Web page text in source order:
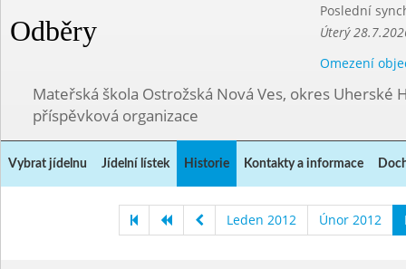
Odběry
Poslední
Úterý
Omezení
Mateřská škola Ostrožská Nová Ves, okres Uherské
příspěvková organizace
Vybrat jídelnu Jídelní lístek Historie Kontakty a informace
Leden 2012 Únor 2012